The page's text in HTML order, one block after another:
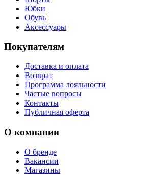
Юбки
Обувь
Аксессуары
Покупателям
Доставка и оплата
Возврат
Программа лояльности
Частые вопросы
Контакты
Публичная оферта
О компании
О бренде
Вакансии
Магазины